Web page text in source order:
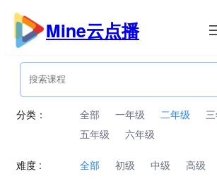
跳
内
Mine云点播
分类： 全部 一年级 二年级
五年级
六年级
难度 : 全部 初级 中级 高级